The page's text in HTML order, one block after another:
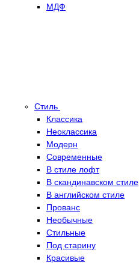
МДФ
Стиль
Классика
Неоклассика
Модерн
Современные
В стиле лофт
В скандинавском стиле
В английском стиле
Прованс
Необычные
Стильные
Под старину
Красивые